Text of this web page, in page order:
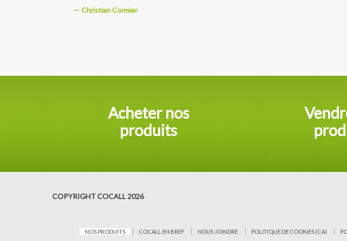
Christian Cormier
Acheter nos
produits
COPYRIGHT COCALL 2026
NOS PRODUITS COCALL EN BREF NOUS JOINDRE POLITIQUE DE COOKIES (CA)